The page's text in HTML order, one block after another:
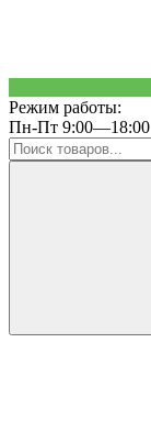
Режим работы:
Пн-Пт 9:00—18:00